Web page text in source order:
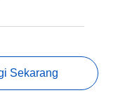
Sekarang